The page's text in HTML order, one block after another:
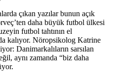
çıkan yazılar bunun açık
daha büyük futbol ülkesi
futbol tahtının el
kalıyor. Nöropsikolog Katrine
Danimarkalıların sarsılan
aynı zamanda “biz daha